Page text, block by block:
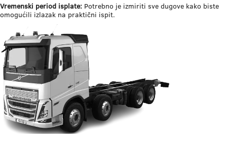
Vremenski period isplate: Potrebno je izmiriti sve dugove kako biste
omogućili izlazak na praktični ispit.